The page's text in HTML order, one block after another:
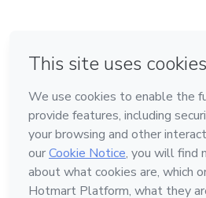
Hecho con❤ en Ciudad de México
Conoce Hotmart
Idioma